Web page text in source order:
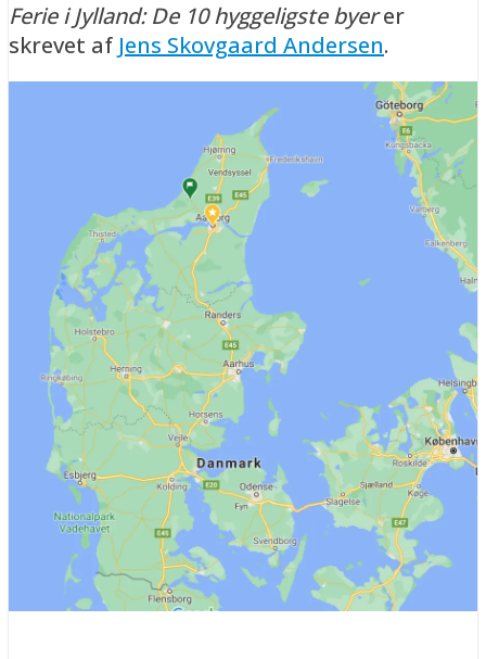
Ferie i Jylland: De 10 hyggeligste byerer
skrevet af Jens Skovgaard Andersen.